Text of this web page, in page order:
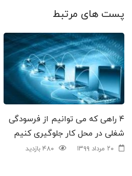
پست های مرتبط
۴ راهی که می توانیم از فرسودگی
شغلی در محل کار جلوگیری کنیم
۲۰ مرداد ۱۳۹۹ ۴۸۰ بازدید